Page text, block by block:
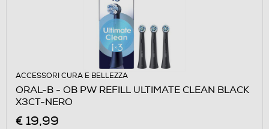
ACCESSORI CURA E BELLEZZA
ORAL-B - OB PW REFILL ULTIMATE CLEAN BLACK
X3CT-NERO
€ 19,99